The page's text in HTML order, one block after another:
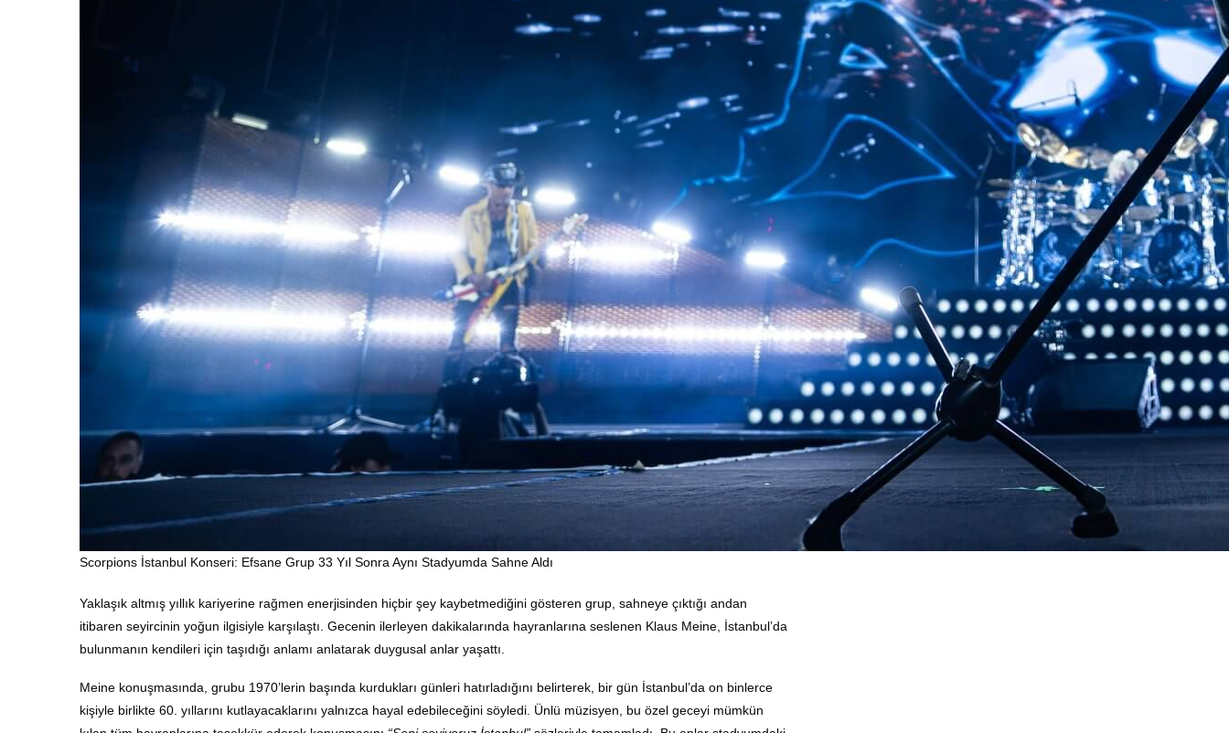
Scorpions İstanbul Konseri: Efsane Grup 33 Yıl Sonra Aynı Stadyumda Sahne Aldı
Yaklaşık altmış yıllık kariyerine rağmen enerjisinden hiçbir şey kaybetmediğini gösteren grup, sahneye çıktığı andan
itibaren seyircinin yoğun ilgisiyle karşılaştı. Gecenin ilerleyen dakikalarında hayranlarına seslenen Klaus Meine, İstanbul’da
bulunmanın kendileri için taşıdığı anlamı anlatarak duygusal anlar yaşattı.
Meine konuşmasında, grubu 1970’lerin başında kurdukları günleri hatırladığını belirterek, bir gün İstanbul’da on binlerce
kişiyle birlikte 60. yıllarını kutlayacaklarını yalnızca hayal edebileceğini söyledi. Ünlü müzisyen, bu özel geceyi mümkün